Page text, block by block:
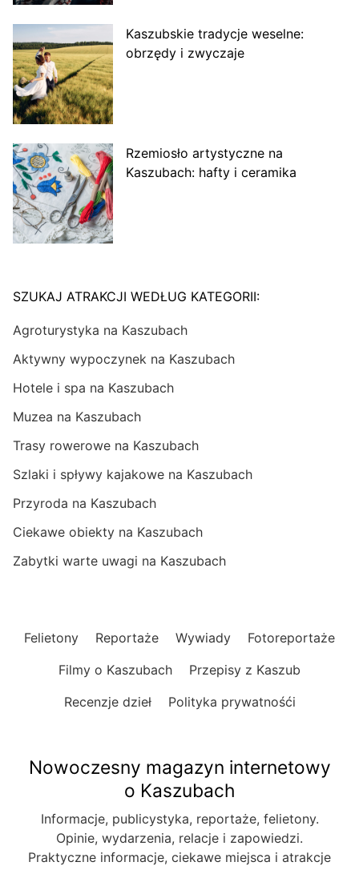
Kaszubskie tradycje weselne:
obrzędy i zwyczaje
Rzemiosło artystyczne na
Kaszubach: hafty i ceramika
SZUKAJ ATRAKCJI WEDŁUG KATEGORII:
Agroturystyka na Kaszubach
Aktywny wypoczynek na Kaszubach
Hotele i spa na Kaszubach
Muzea na Kaszubach
Trasy rowerowe na Kaszubach
Szlaki i spływy kajakowe na Kaszubach
Przyroda na Kaszubach
Ciekawe obiekty na Kaszubach
Zabytki warte uwagi na Kaszubach
Felietony Reportaże Wywiady
Fotoreportaże
Filmy o Kaszubach
Przepisy z Kaszub
Recenzje dzieł
Polityka prywatnośći
Nowoczesny magazyn internetowy
o Kaszubach
Informacje, publicystyka, reportaże, felietony.
Opinie, wydarzenia, relacje i zapowiedzi.
Praktyczne informacje, ciekawe miejsca i atrakcje